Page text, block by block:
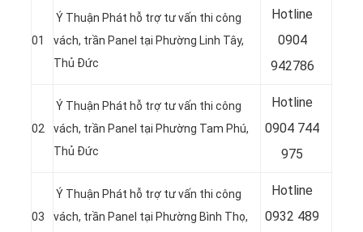
01
Ý Thuận Phát hỗ trợ tư vấn thi công
vách, trần Panel tại Phường Linh Tây,
Thủ Đức
Hotline
0904
942786
02
Ý Thuận Phát hỗ trợ tư vấn thi công
vách, trần Panel tại Phường Tam Phú,
Thủ Đức
Hotline
0904 744
975
03
Ý Thuận Phát hỗ trợ tư vấn thi công
vách, trần Panel tại Phường Bình Thọ,
Hotline
0932 489